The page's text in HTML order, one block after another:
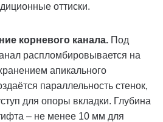
оттиски.
корневого канала. Под
распломбировывается на
апикального
параллельность стенок,
для опоры вкладки. Глубина
– не менее 10 мм для